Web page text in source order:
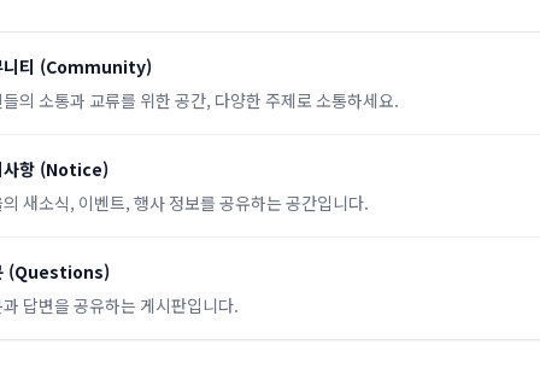
티 (Community)
의 소통과 교류를 위한 공간, 다양한 주제로 소통하세요.
항 (Notice)
의 새소식, 이벤트, 행사 정보를 공유하는 공간입니다.
(Questions)
답변을 공유하는 게시판입니다.